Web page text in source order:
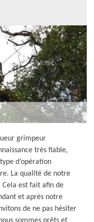
grimpeur
très fiable,
d’opération
La qualité de notre
est fait afin de
et après notre
de ne pas hésiter
sommes prêts et